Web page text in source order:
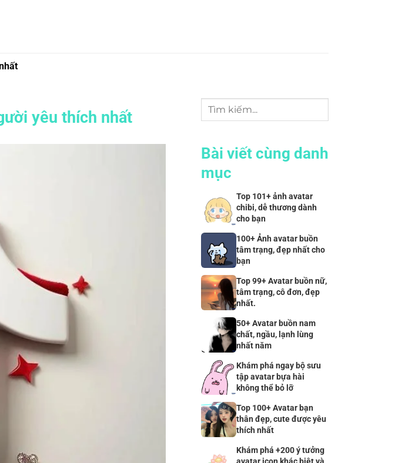
yêu thích nhất
Bài viết cùng danh
mục
Top 101+ ảnh avatar
chibi, dễ thương dành
cho bạn
100+ Ảnh avatar buồn
tâm trạng, đẹp nhất cho
bạn
Top 99+ Avatar buồn nữ,
tâm trạng, cô đơn, đẹp
nhất.
50+ Avatar buồn nam
chất, ngầu, lạnh lùng
nhất năm
Khám phá ngay bộ sưu
tập avatar bựa hài
không thể bỏ lỡ
Top 100+ Avatar bạn
thân đẹp, cute được yêu
thích nhất
Khám phá +200 ý tưởng